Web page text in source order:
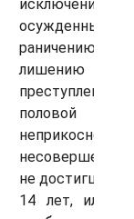
исключением
раничению
лишению
преступления
поло­вой
не достигших
14 лет, или